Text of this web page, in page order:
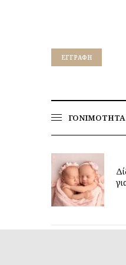
EΓΓΡΑΦΉ
ΓΟΝΙΜΟΤΗΤΑ
και ύπνος: μυστικά
ήρεμες νύχτες